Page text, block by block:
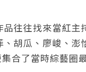
往往找來當紅
胡瓜、廖峻、
合了當時綜藝圈